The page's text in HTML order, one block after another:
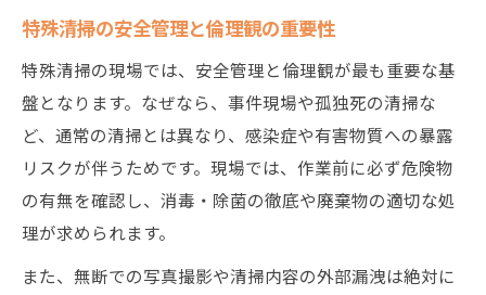
特殊清掃の安全管理と倫理観の重要性
特殊清掃の現場では、安全管理と倫理観が最も重要な基
盤となります。なぜなら、事件現場や孤独死の清掃な
ど、通常の清掃とは異なり、感染症や有害物質への暴露
リスクが伴うためです。現場では、作業前に必ず危険物
の有無を確認し、消毒・除菌の徹底や廃棄物の適切な処
理が求められます。
また、無断での写真撮影や清掃内容の外部漏洩は絶対に